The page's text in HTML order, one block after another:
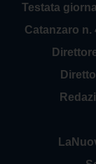
Testata
Catanzaro n.